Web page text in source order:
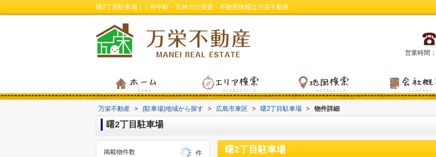
曙2丁目駐車場｜｜府中町・天神川の賃貸・不動産情報は万栄不動産
営業時間
万栄不動産 > (駐車場)地域から探す > 広島市東区 > 曙2丁目駐車場 > 物件詳細
曙2丁目駐車場
曙2丁目駐車場
掲載物件数
件